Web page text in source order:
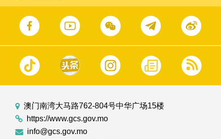
澳门南湾大马路762-804号中华广场15楼
https://www.gcs.gov.mo
info@gcs.gov.mo